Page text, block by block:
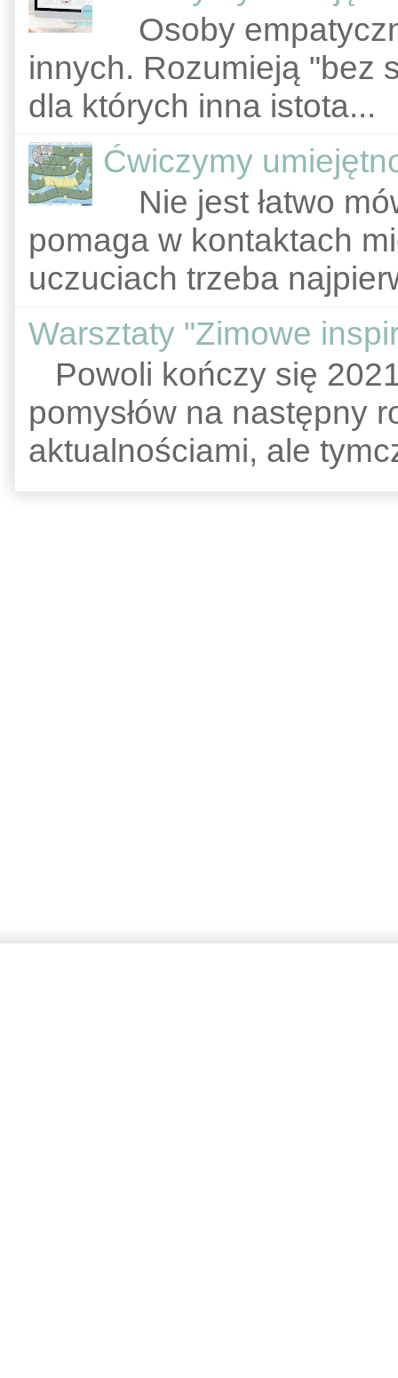
Osoby
innych. Rozumieją "bez
dla których inna istota...
Ćwiczymy
Nie jest łatwo
pomaga w kontaktach
uczuciach trzeba
Warsztaty "Zimowe
Powoli kończy się
pomysłów na następny
aktualnościami, ale